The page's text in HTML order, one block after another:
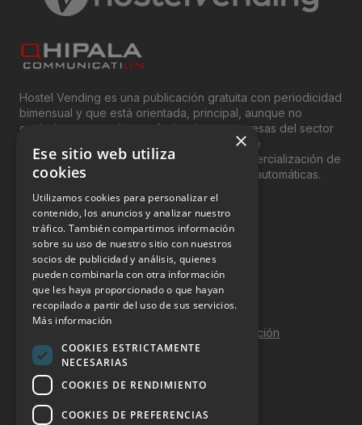
Hostel Vending es una publicación gratuita con periodicidad
bimensual y que está orientada, principal, aunque no
exclusivamente, a los profesionales y empresas del sector
del “Vending”; nombre con el que se conoce
genéricamente entre profesionales a la comercialización de
productos y servicios a través de máquinas automáticas.
INFORMACIÓN LEGAL
Aviso Legal
Política de Privacidad
Política de Cookies
Política de calidad y seguridad de la información
Contacto
×
Ese sitio web utiliza
cookies
Utilizamos cookies para personalizar el
contenido, los anuncios y analizar nuestro
tráfico. También compartimos información
sobre su uso de nuestro sitio con nuestros
socios de publicidad y análisis, quienes
pueden combinarla con otra información
que les haya proporcionado o que hayan
recopilado a partir del uso de sus servicios.
Más información
COOKIES ESTRICTAMENTE
NECESARIAS
COOKIES DE RENDIMIENTO
COOKIES DE PREFERENCIAS